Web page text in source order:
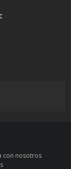
con nosotros